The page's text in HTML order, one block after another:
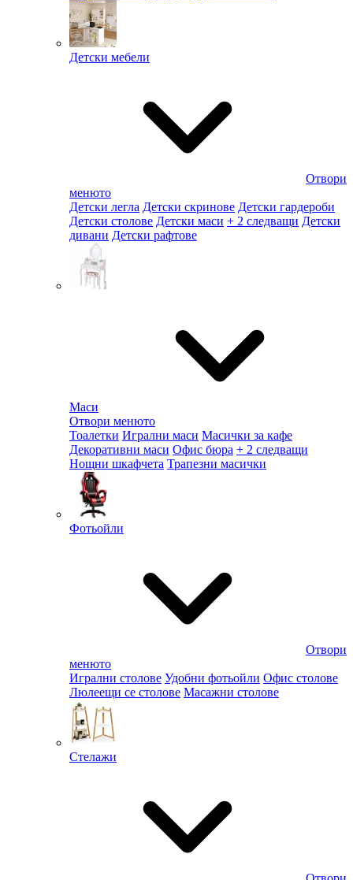
Детски мебели
Отвори
менюто
Детски легла Детски скринове Детски гардероби
Детски столове Детски маси + 2 следващи Детски
дивани Детски рафтове
Маси
Отвори менюто
Тоалетки Игрални маси Масички за кафе
Декоративни маси Офис бюра + 2 следващи
Нощни шкафчета Трапезни масички
Фотьойли
Отвори
менюто
Игрални столове Удобни фотьойли Офис столове
Люлеещи се столове Масажни столове
Стелажи